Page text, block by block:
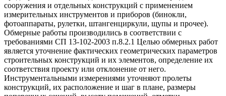
сооружения и отдельных конструкций с применением
измерительных инструментов и приборов (бинокли,
фотоаппараты, рулетки, штангенциркули, щупы и прочее).
Обмерные работы производились в соответствии с
требованиями СП 13-102-2003 п.8.2.1 Целью обмерных работ
является уточнение фактических геометрических параметров
строительных конструкций и их элементов, определение их
соответствия проекту или отклонение от него.
Инструментальными измерениями уточняют пролеты
конструкций, их расположение и шаг в плане, размеры